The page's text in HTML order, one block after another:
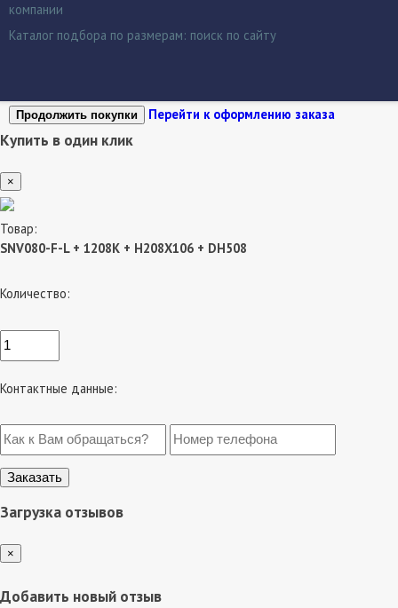
компании
Каталог подбора по размерам: поиск по сайту
Продолжить покупки Перейти к оформлению заказа
Купить в один клик
×
Товар:
SNV080-F-L + 1208K + H208X106 + DH508
Количество:
Контактные данные:
Загрузка отзывов
×
Добавить новый отзыв